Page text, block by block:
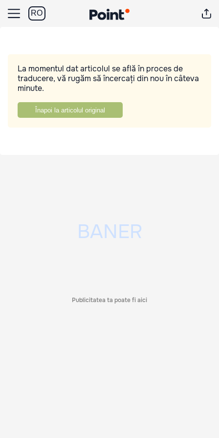
RO
La momentul dat articolul se află în proces de
traducere, vă rugăm să încercați din nou în câteva
minute.
Înapoi la articolul original
Publicitatea ta poate fi aici